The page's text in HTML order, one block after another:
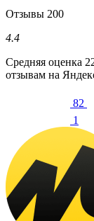
Отзывы 200
4.4
Средняя оценка
отзывам на
82
1